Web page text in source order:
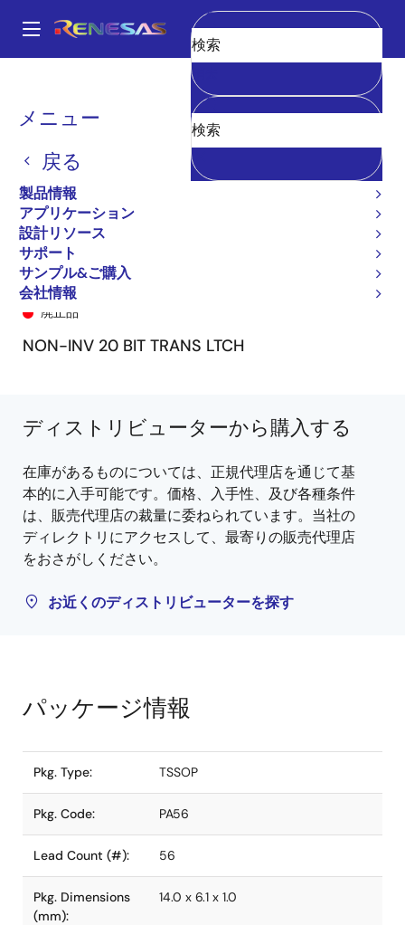
ン
Main
navigation
メニュー
戻る
製品情報
アプリケーション
設計リソース
サポート
サンプル&ご購入
会社情報
消去
パ
く
ず
74FCT162841T 74FCT162841CTPA8
74FCT162841CTPA8
廃止品
NON-INV 20 BIT TRANS LTCH
ディストリビューターから購入する
在庫があるものについては、正規代理店を通じて基
本的に入手可能です。価格、入手性、及び各種条件
は、販売代理店の裁量に委ねられています。当社の
ディレクトリにアクセスして、最寄りの販売代理店
をおさがしください。
お近くのディストリビューターを探す
パッケージ情報
Pkg. Type: TSSOP
Pkg. Code: PA56
Lead Count (#): 56
Pkg. Dimensions
(mm):
14.0 x 6.1 x 1.0